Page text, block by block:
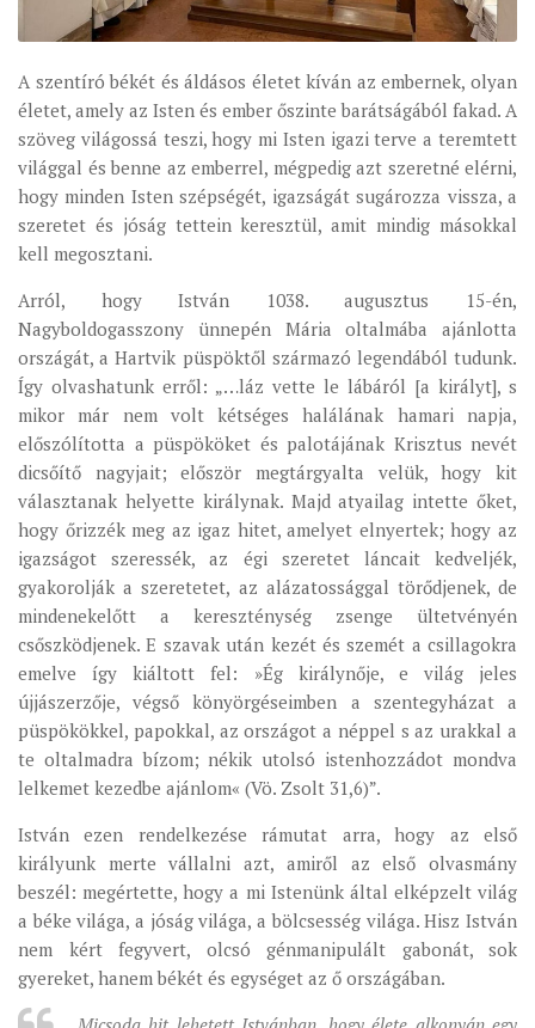
A szentíró békét és áldásos életet kíván az embernek, olyan
életet, amely az Isten és ember őszinte barátságából fakad. A
szöveg világossá teszi, hogy mi Isten igazi terve a teremtett
világgal és benne az emberrel, mégpedig azt szeretné elérni,
hogy minden Isten szépségét, igazságát sugározza vissza, a
szeretet és jóság tettein keresztül, amit mindig másokkal
kell megosztani.
Arról, hogy István 1038. augusztus 15-én,
Nagyboldogasszony ünnepén Mária oltalmába ajánlotta
országát, a Hartvik püspöktől származó legendából tudunk.
Így olvashatunk erről: „…láz vette le lábáról [a királyt], s
mikor már nem volt kétséges halálának hamari napja,
előszólította a püspököket és palotájának Krisztus nevét
dicsőítő nagyjait; először megtárgyalta velük, hogy kit
választanak helyette királynak. Majd atyailag intette őket,
hogy őrizzék meg az igaz hitet, amelyet elnyertek; hogy az
igazságot szeressék, az égi szeretet láncait kedveljék,
gyakorolják a szeretetet, az alázatossággal törődjenek, de
mindenekelőtt a kereszténység zsenge ültetvényén
csőszködjenek. E szavak után kezét és szemét a csillagokra
emelve így kiáltott fel: »Ég királynője, e világ jeles
újjászerzője, végső könyörgéseimben a szentegyházat a
püspökökkel, papokkal, az országot a néppel s az urakkal a
te oltalmadra bízom; nékik utolsó istenhozzádot mondva
lelkemet kezedbe ajánlom« (Vö. Zsolt 31,6)”.
István ezen rendelkezése rámutat arra, hogy az első
királyunk merte vállalni azt, amiről az első olvasmány
beszél: megértette, hogy a mi Istenünk által elképzelt világ
a béke világa, a jóság világa, a bölcsesség világa. Hisz István
nem kért fegyvert, olcsó génmanipulált gabonát, sok
gyereket, hanem békét és egységet az ő országában.